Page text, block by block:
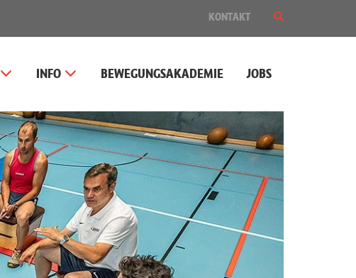
KONTAKT
SUCHE
INFO BEWEGUNGSAKADEMIE JOBS